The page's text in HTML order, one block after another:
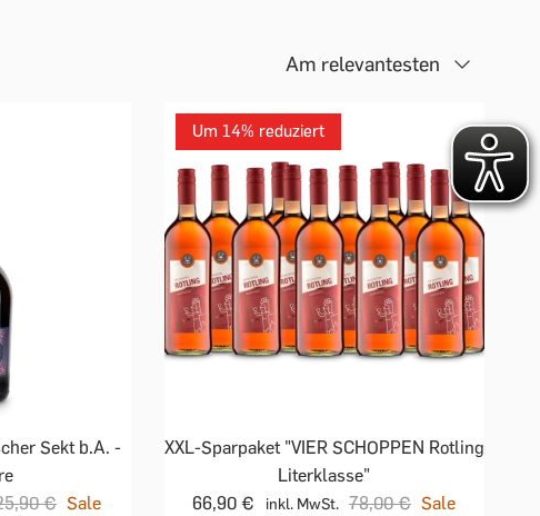
Am relevantesten
Sekt b.A. -
€ Sale
Um 14% reduziert
XXL-Sparpaket "VIER SCHOPPEN Rotling
Literklasse"
66,90 €
inkl. MwSt. 78,00 € Sale